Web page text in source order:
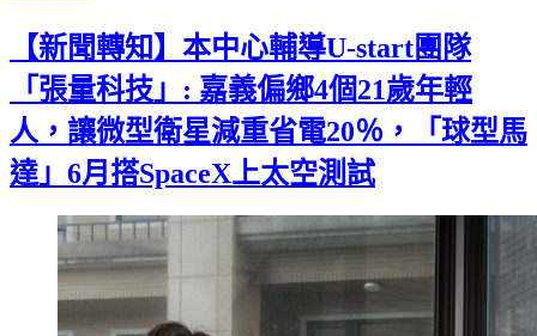
【新聞轉知】本中心輔導U-start團隊
「張量科技」: 嘉義偏鄉4個21歲年輕
人，讓微型衛星減重省電20％，「球型馬
達」6月搭SpaceX上太空測試